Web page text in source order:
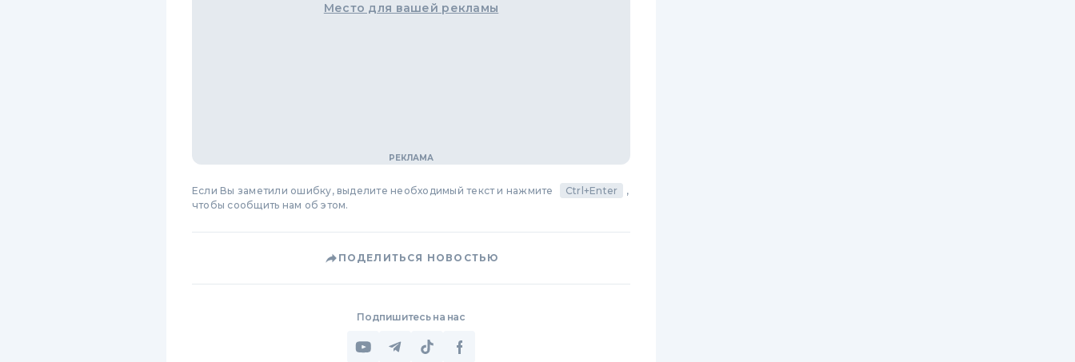
Место для вашей рекламы
Если Вы заметили ошибку, выделите необходимый текст и нажмите Ctrl+Enter
,
чтобы сообщить нам об этом.
ПОДЕЛИТЬСЯ НОВОСТЬЮ
Подпишитесь на нас